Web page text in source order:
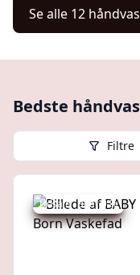
Se alle 12
Bedste
Filtre
Udsalg - spar 9 %